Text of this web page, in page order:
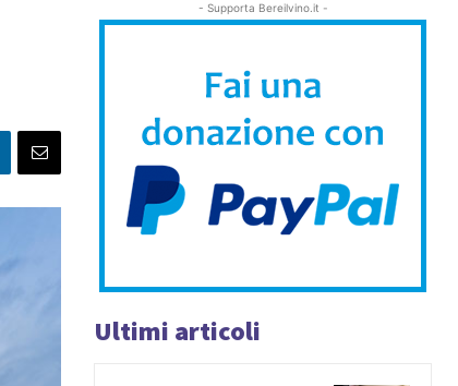
- Supporta Bereilvino.it -
Ultimi articoli